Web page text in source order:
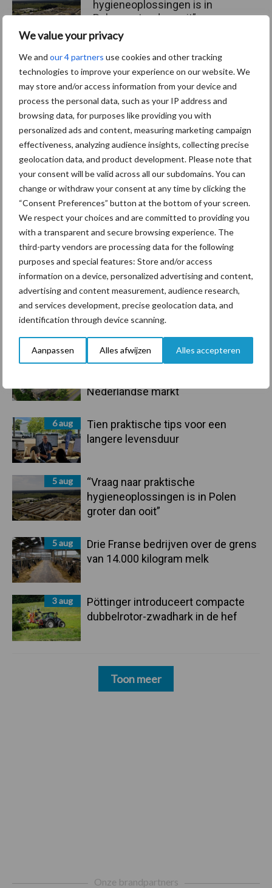
We value your privacy
We and our 4 partners use cookies and other tracking
technologies to improve your experience on our website. We
may store and/or access information from your device and
process the personal data, such as your IP address and
browsing data, for purposes like providing you with
personalized ads and content, measuring marketing campaign
effectiveness, analyzing audience insights, collecting precise
geolocation data, and product development. Please note that
your consent will be valid across all our subdomains. You can
change or withdraw your consent at any time by clicking the
“Consent Preferences” button at the bottom of your screen.
We respect your choices and are committed to providing you
with a transparent and secure browsing experience. The
third-party vendors are processing data for the following
purposes and special features: Store and/or access
information on a device, personalized advertising and content,
advertising and content measurement, audience research,
and services development, precise geolocation data, and
identification through device scanning.
Aanpassen Alles afwijzen Alles accepteren
Primaire
Sidebar
Recent nieuws Partner nieuws
6 aug
ForFarmers ziet volume en
Nederlandse markt
6 aug
Tien praktische tips voor een
langere levensduur
5 aug
“Vraag naar praktische
hygieneoplossingen is in Polen
groter dan ooit”
5 aug
Drie Franse bedrijven over de grens
van 14.000 kilogram melk
3 aug
Pöttinger introduceert compacte
dubbelrotor-zwadhark in de hef
Toon meer
hygieneoplossingen is in
Polen groter dan ooit”
Themapagina's
Diergezondheid Bemesting Fokkerij
Bedrijfsnieuws
Ligbox &
Voerhekken
Toon meer
Onze brandpartners